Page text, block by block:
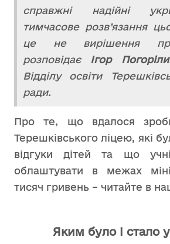
справжні надійні
тимчасове розв’язання
це не вирішення
розповідає Ігор
Відділу освіти
ради.
Про те, що вдалося
Терешківського ліцею, які
відгуки дітей та що
облаштувати в межах
тисяч гривень – читайте в
Яким було і стало